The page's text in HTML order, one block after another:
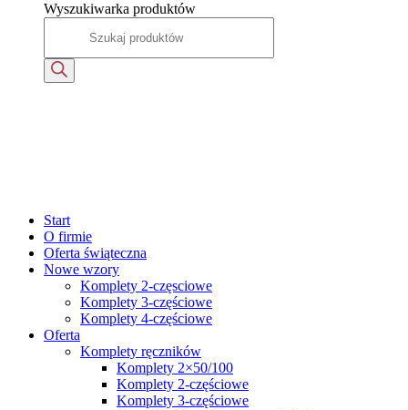
Wyszukiwarka produktów
Start
O firmie
Oferta świąteczna
Nowe wzory
Komplety 2-częsciowe
Komplety 3-częściowe
Komplety 4-częściowe
Oferta
Komplety ręczników
Komplety 2×50/100
Komplety 2-częściowe
Komplety 3-częściowe